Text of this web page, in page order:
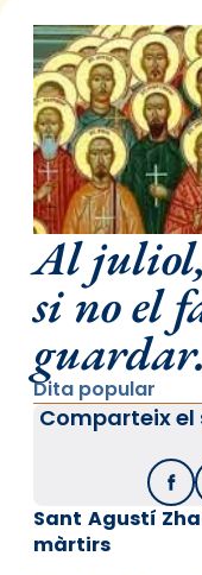
Al
si no el
guardar.
Dita popular
Comparteix
Sant Agustí
màrtirs